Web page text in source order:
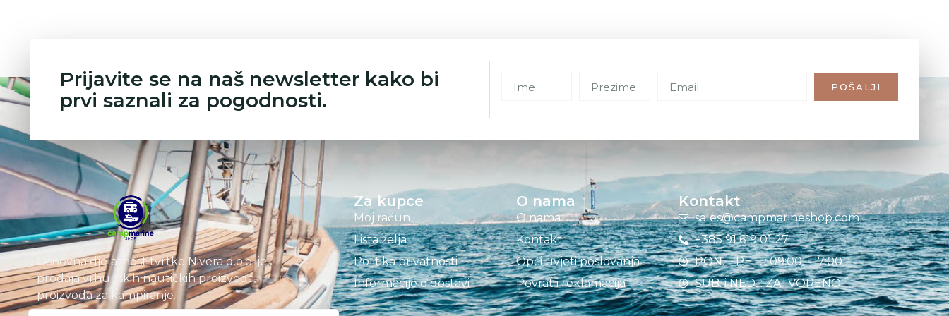
Prijavite se na naš newsletter kako bi
prvi saznali za pogodnosti.
POŠALJI
Osnovna djelatnost tvrtke Nivera d.o.o. je
prodaja vrhunskih nautičkih proizvoda i
proizvoda za kampiranje.
Za kupce
Moj račun
Lista želja
Politika privatnosti
Informacije o dostavi
O nama
O nama
Kontakt
Opći uvjeti poslovanja
Povrat i reklamacija
Kontakt
sales@campmarineshop.com
+385 91 619 01 27
PON. – PET. : 09:00 – 17:00
SUB. i NED. : ZATVORENO